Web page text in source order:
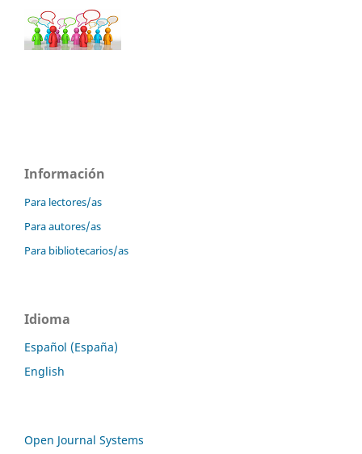
Información
Para lectores/as
Para autores/as
Para bibliotecarios/as
Idioma
Español (España)
English
Open Journal Systems